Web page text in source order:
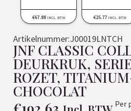
€67.88 INCL. BTW €25.77 INCL. BTW
Artikelnummer:J00019LNTCH
JNF CLASSIC
DEURKRUK,
ROZET,
CHOCOLAT
Per